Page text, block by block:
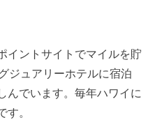
イントサイトでマイルを貯
ジュアリーホテルに宿泊
んでいます。毎年ハワイに
す。